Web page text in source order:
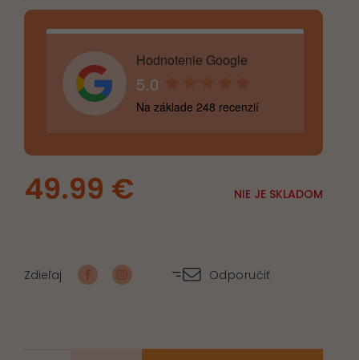
Hodnotenie Google
5.0
Na základe 248 recenzií
49.99 € NIE JE SKLADOM
Zdieľaj Odporučiť